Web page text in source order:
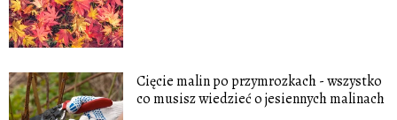
Cięcie malin po przymrozkach - wszystko
co musisz wiedzieć o jesiennych malinach